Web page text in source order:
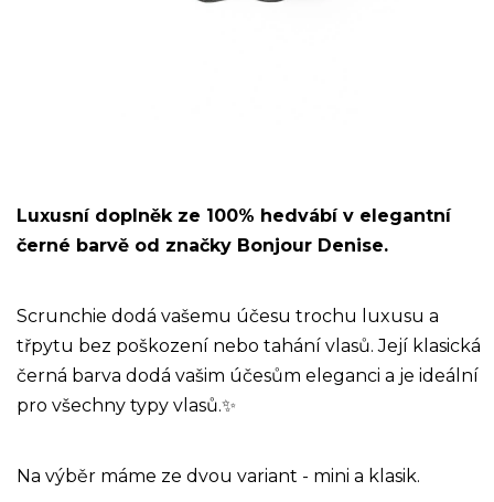
Luxusní doplněk ze 100% hedvábí v elegantní
černé barvě od značky Bonjour Denise.
Scrunchie dodá vašemu účesu trochu luxusu a
třpytu bez poškození nebo tahání vlasů. Její klasická
černá barva dodá vašim účesům eleganci a je ideální
pro všechny typy vlasů.✨
Na výběr máme ze dvou variant - mini a klasik.